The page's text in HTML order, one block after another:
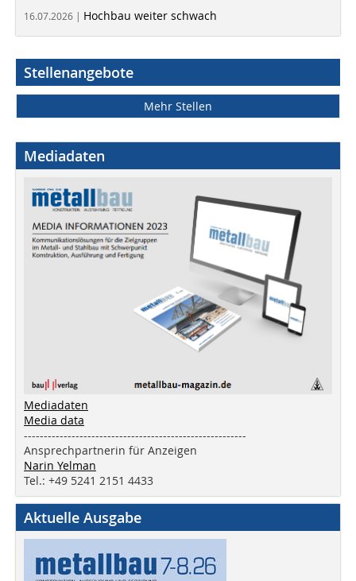
16.07.2026 | Hochbau weiter schwach
Stellenangebote
Mehr Stellen
Mediadaten
Mediadaten
Media data
--------------------------------------------------------
Ansprechpartnerin für Anzeigen
Narin Yelman
Tel.: +49 5241 2151 4433
Aktuelle Ausgabe